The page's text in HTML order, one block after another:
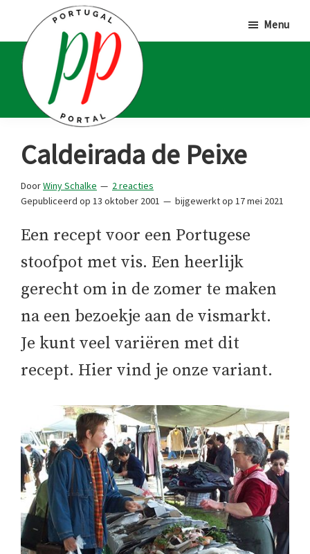
hoofd
inhoud
eerste
sidebar
voettekst
Portal
Portugalliefhebbers
en
-
fanaten
Menu
Caldeirada de Peixe
DoorWiny Schalke
2 reacties
Gepubliceerd op 13 oktober 2001 bijgewerkt op 17 mei 2021
Een recept voor een Portugese
stoofpot met vis. Een heerlijk
gerecht om in de zomer te maken
na een bezoekje aan de vismarkt.
Je kunt veel variëren met dit
recept. Hier vind je onze variant.